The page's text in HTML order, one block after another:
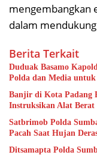
mengembangkan
dalam
Berita Terkait
Duduak Basamo
Polda dan Media
Banjir di Kota Padang
Instruksikan Alat Berat
Satbrimob Polda
Pacah Saat Hujan
Ditsamapta Polda